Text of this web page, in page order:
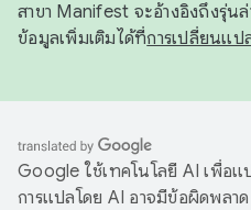
สาขา Manifest จะอ้างอิงถึงรุ่น
ข้อมูลเพิ่มเติมได้ที่การเปลี่ยนแป
Google ใช้เทคโนโลยี AI เพื่อ
การแปลโดย AI อาจมีข้อผิดพลาด